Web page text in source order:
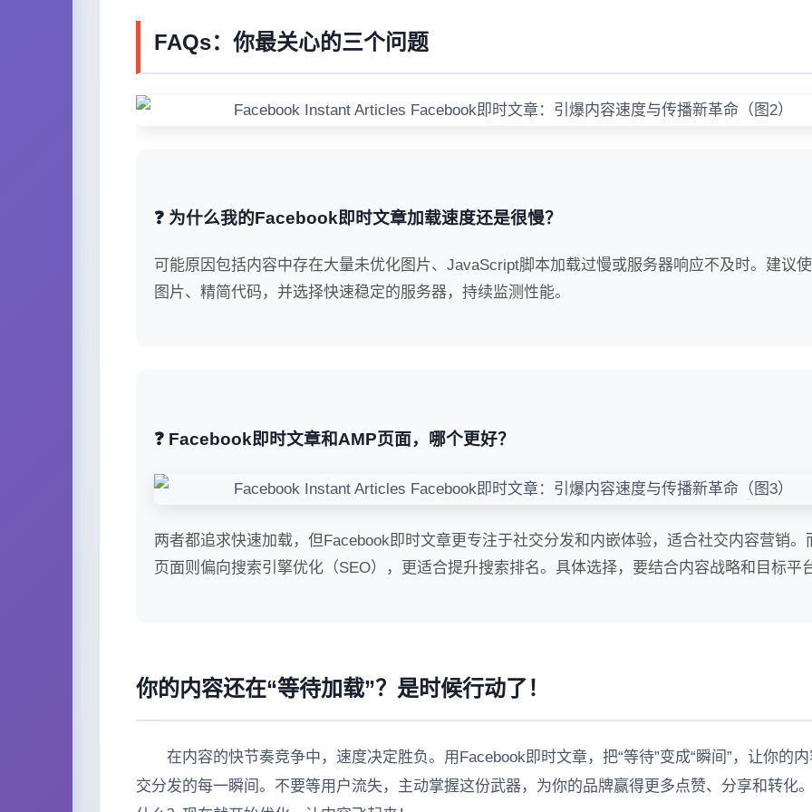
FAQs：你最关心的三个问题
❓ 为什么我的Facebook即时文章加载速度还是很慢？
可能原因包括内容中存在大量未优化图片、JavaScript脚本加载过慢或服务器响应不及时。建议
图片、精简代码，并选择快速稳定的服务器，持续监测性能。
❓ Facebook即时文章和AMP页面，哪个更好？
两者都追求快速加载，但Facebook即时文章更专注于社交分发和内嵌体验，适合社交内容营销。
页面则偏向搜索引擎优化（SEO），更适合提升搜索排名。具体选择，要结合内容战略和目标平
你的内容还在“等待加载”？是时候行动了！
在内容的快节奏竞争中，速度决定胜负。用Facebook即时文章，把“等待”变成“瞬间”，让你的
交分发的每一瞬间。不要等用户流失，主动掌握这份武器，为你的品牌赢得更多点赞、分享和转化